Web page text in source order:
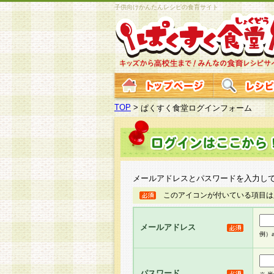
子供向けかんたんレシピの食育サイト
TOP >ぱくすく食堂ログインフォーム
メールアドレスとパスワードを入力し
このアイコンが付いている項目
メールアドレス
例）